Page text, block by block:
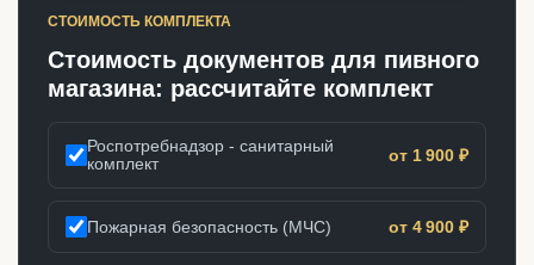
СТОИМОСТЬ КОМПЛЕКТА
Стоимость документов для пивного
магазина: рассчитайте комплект
Роспотребнадзор - санитарный
комплект
от 1 900 ₽
Пожарная безопасность (МЧС) от 4 900 ₽